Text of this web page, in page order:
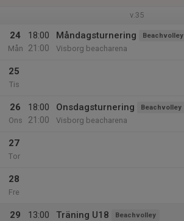
v.35
24
Mån
18:00
21:00
Måndagsturnering Beachvolley
Visborg beacharena
25
Tis
26
Ons
18:00
21:00
Onsdagsturnering Beachvolley
Visborg beacharena
27
Tor
28
Fre
29
13:00
Träning U18 Beachvolley